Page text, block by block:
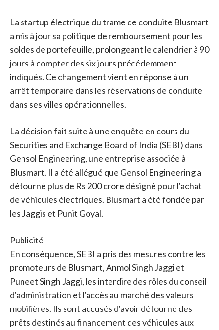
La startup électrique du trame de conduite Blusmart
a mis à jour sa politique de remboursement pour les
soldes de portefeuille, prolongeant le calendrier à 90
jours à compter des six jours précédemment
indiqués. Ce changement vient en réponse à un
arrêt temporaire dans les réservations de conduite
dans ses villes opérationnelles.
La décision fait suite à une enquête en cours du
Securities and Exchange Board of India (SEBI) dans
Gensol Engineering, une entreprise associée à
Blusmart. Il a été allégué que Gensol Engineering a
détourné plus de Rs 200 crore désigné pour l'achat
de véhicules électriques. Blusmart a été fondée par
les Jaggis et Punit Goyal.
Publicité
En conséquence, SEBI a pris des mesures contre les
promoteurs de Blusmart, Anmol Singh Jaggi et
Puneet Singh Jaggi, les interdire des rôles du conseil
d'administration et l'accès au marché des valeurs
mobilières. Ils sont accusés d'avoir détourné des
prêts destinés au financement des véhicules aux